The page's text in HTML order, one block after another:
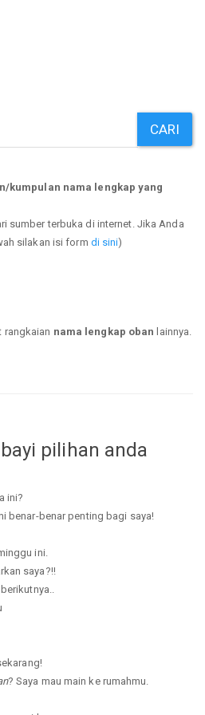
CARI
kumpulan nama lengkap yang
sumber terbuka di internet. Jika Anda
silakan isi form di sini)
rangkaian nama lengkap oban lainnya.
pilihan anda
ini?
benar-benar penting bagi saya!
ini.
saya?!!
? Saya mau main ke rumahmu.